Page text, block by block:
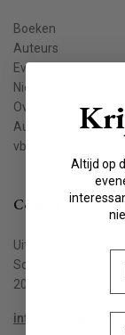
Boeken
Auteurs
Evenementen
Nieuws
Over ons
Auteur worden
vbkbelgie.be
Contact
Uitgeverij Houtekiet
Schaliënstraat 1,
2000 Antwerpen
info@houtekiet.be
Altijd op